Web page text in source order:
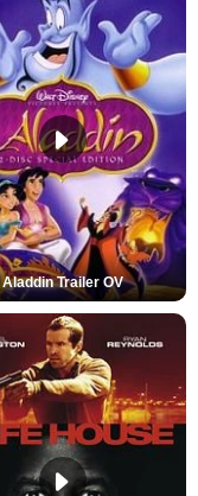
Aladdin Trailer OV